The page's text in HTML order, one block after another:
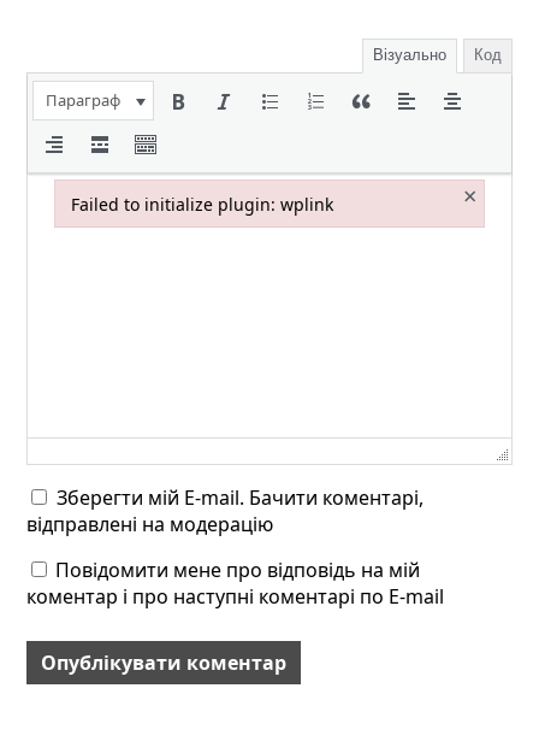
Візуально Код
Параграф
Зберегти мій E-mail. Бачити коментарі,
відправлені на модерацію
Повідомити мене про відповідь на мій
коментар і про наступні коментарі по E-mail
Failed to initialize plugin: wplink ×
Failed to initialize plugin: wplink